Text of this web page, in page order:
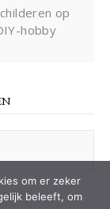
op
hobby
om er zeker
beleeft, om